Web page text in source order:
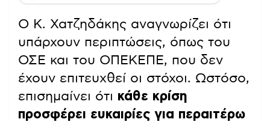
Ο Κ. Χατζηδάκης αναγνωρίζει ότι
υπάρχουν περιπτώσεις, όπως του
ΟΣΕ και του ΟΠΕΚΕΠΕ, που δεν
έχουν επιτευχθεί οι στόχοι. Ωστόσο,
επισημαίνει ότι κάθε κρίση
προσφέρει ευκαιρίες για περαιτέρω